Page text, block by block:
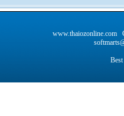
www.thaiozonline.com